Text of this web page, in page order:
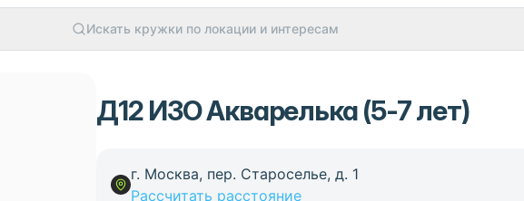
Искать кружки по локации и интересам
Д12 ИЗО Акварелька (5-7 лет)
г. Москва, пер. Староселье, д. 1
Рассчитать расстояние